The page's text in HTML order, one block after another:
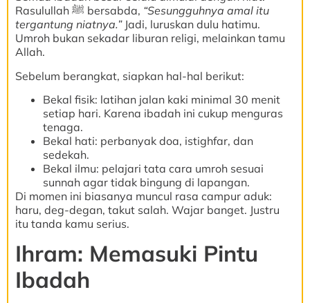
Rasulullah ﷺ bersabda, “Sesungguhnya amal itu
tergantung niatnya.”Jadi, luruskan dulu hatimu.
Umroh bukan sekadar liburan religi, melainkan tamu
Allah.
Sebelum berangkat, siapkan hal-hal berikut:
Bekal fisik: latihan jalan kaki minimal 30 menit
setiap hari. Karena ibadah ini cukup menguras
tenaga.
Bekal hati: perbanyak doa, istighfar, dan
sedekah.
Bekal ilmu: pelajari tata cara umroh sesuai
sunnah agar tidak bingung di lapangan.
Di momen ini biasanya muncul rasa campur aduk:
haru, deg-degan, takut salah. Wajar banget. Justru
itu tanda kamu serius.
Ihram: Memasuki Pintu
Ibadah